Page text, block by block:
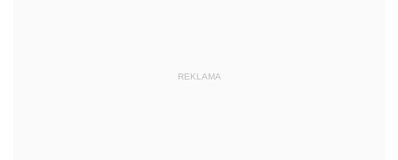
REKLAMA